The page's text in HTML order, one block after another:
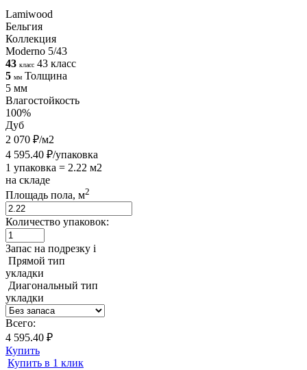
Lamiwood
Бельгия
Коллекция
Moderno 5/43
43 класс 43 класс
5 мм Толщина
5 мм
Влагостойкость
100%
Дуб
2 070 ₽/м2
4 595.40 ₽/упаковка
1 упаковка = 2.22 м2
на складе
Площадь пола, м2
Количество упаковок:
Запас на подрезку i
Прямой тип
укладки
Диагональный тип
укладки
Всего:
4 595.40 ₽
Купить
Купить в 1 клик